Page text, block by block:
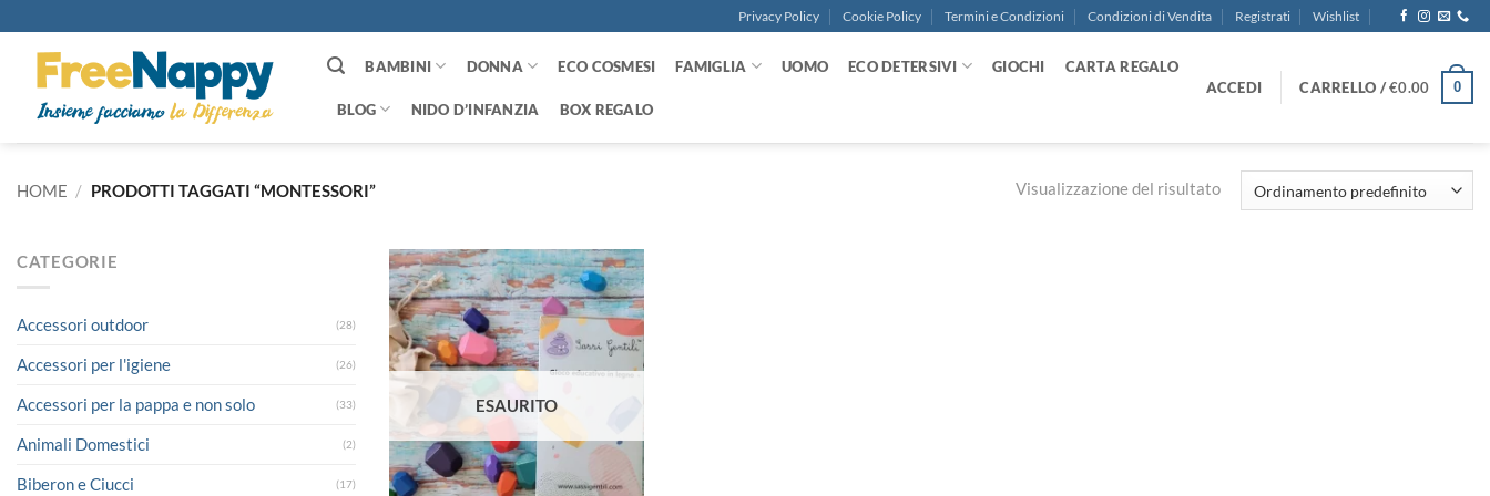
ai
contenuti
Privacy Policy Cookie Policy Termini e Condizioni Condizioni di Vendita Registrati Wishlist
BAMBINI DONNA ECO COSMESI FAMIGLIA UOMO ECO DETERSIVI GIOCHI CARTA REGALO
BLOG NIDO D’INFANZIA BOX REGALO
ACCEDI CARRELLO /€0.00 0
HOME / PRODOTTI TAGGATI “MONTESSORI” Visualizzazione del risultato
CATEGORIE
Accessori outdoor (28)
Accessori per l'igiene (26)
Accessori per la pappa e non solo (33)
Animali Domestici (2)
Biberon e Ciucci (17)
Aggiungi
alla lista
dei
desideri
ESAURITO